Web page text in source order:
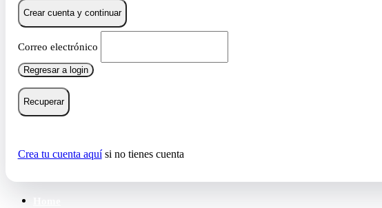
Crear cuenta y continuar
Correo electrónico
Regresar a login
Recuperar
Crea tu cuenta aquísi no tienes cuenta